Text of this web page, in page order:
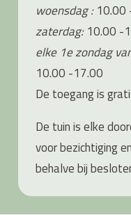
woensdag :10.00
zaterdag: 10.00 -
elke 1e zondag
10.00 -17.00
De toegang is
De tuin is elke
voor bezichtiging en
behalve bij